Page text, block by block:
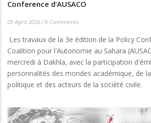
Conference d’AUSACO
29 April 2026 / 0 Comments
Les travaux de la 3e édition de la Policy
Coalition pour l'Autonomie au Sahara
mercredi à Dakhla, avec la participation
personnalités des mondes académique, de
politique et des acteurs de la société civile.